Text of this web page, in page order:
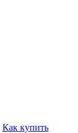
Как купить